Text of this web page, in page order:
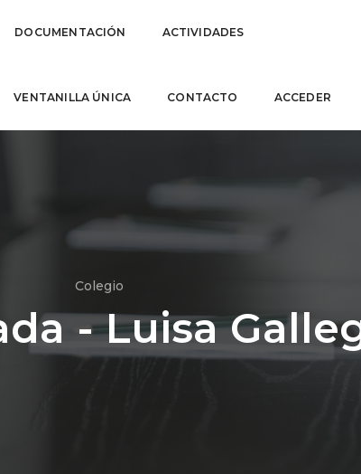
DOCUMENTACIÓN ACTIVIDADES
VENTANILLA ÚNICA CONTACTO ACCEDER
Colegio
- Luisa